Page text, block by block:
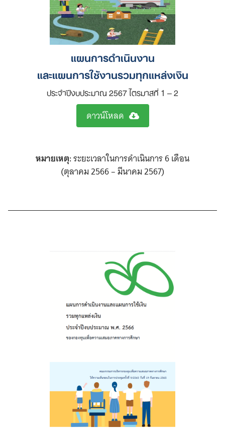
แผนการดำเนินงาน
และแผนการใช้งานรวมทุกแหล่งเงิน
ประจำปีงบประมาณ 2567 ไตรมาสที่ 1 – 2
ดาวน์โหลด
หมายเหตุ:ระยะเวลาในการดำเนินการ 6 เดือน
(ตุลาคม 2566 – มีนาคม 2567)